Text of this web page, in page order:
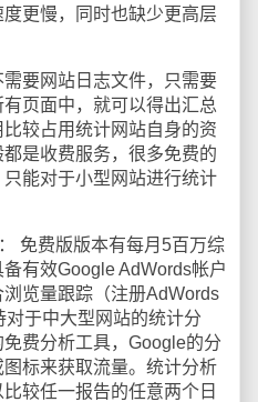
更慢，同时也缺少更高层
要网站日志文件，只需要
页面中，就可以得出汇总
较占用统计网站自身的资
是收费服务，很多免费的
能对于小型网站进行统计
： 免费版版本有每月5百万综
有效Google AdWords帐户
览量跟踪（注册AdWords
于中大型网站的统计分
费分析工具，Google的分
标来获取流量。统计分析
较任一报告的任意两个日